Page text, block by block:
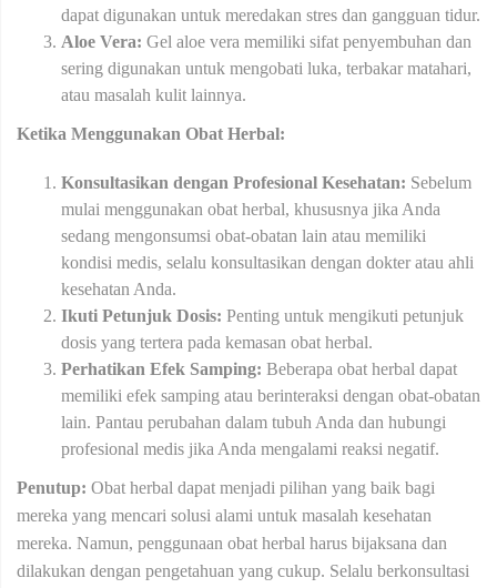
dapat digunakan untuk meredakan stres dan gangguan tidur.
Aloe Vera: Gel aloe vera memiliki sifat penyembuhan dan
sering digunakan untuk mengobati luka, terbakar matahari,
atau masalah kulit lainnya.
Ketika Menggunakan Obat Herbal:
Konsultasikan dengan Profesional Kesehatan: Sebelum
mulai menggunakan obat herbal, khususnya jika Anda
sedang mengonsumsi obat-obatan lain atau memiliki
kondisi medis, selalu konsultasikan dengan dokter atau ahli
kesehatan Anda.
Ikuti Petunjuk Dosis: Penting untuk mengikuti petunjuk
dosis yang tertera pada kemasan obat herbal.
Perhatikan Efek Samping: Beberapa obat herbal dapat
memiliki efek samping atau berinteraksi dengan obat-obatan
lain. Pantau perubahan dalam tubuh Anda dan hubungi
profesional medis jika Anda mengalami reaksi negatif.
Penutup: Obat herbal dapat menjadi pilihan yang baik bagi
mereka yang mencari solusi alami untuk masalah kesehatan
mereka. Namun, penggunaan obat herbal harus bijaksana dan
dilakukan dengan pengetahuan yang cukup. Selalu berkonsultasi